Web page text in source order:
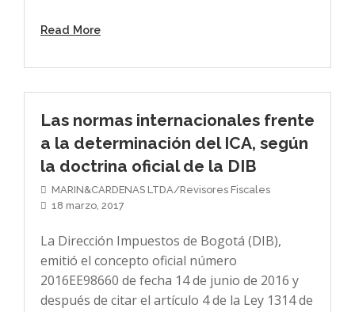
Read More
Las normas internacionales frente
a la determinación del ICA, según
la doctrina oficial de la DIB
MARIN&CARDENAS LTDA/Revisores Fiscales
18 marzo, 2017
La Dirección Impuestos de Bogotá (DIB),
emitió el concepto oficial número
2016EE98660 de fecha 14 de junio de 2016 y
después de citar el artículo 4 de la Ley 1314 de